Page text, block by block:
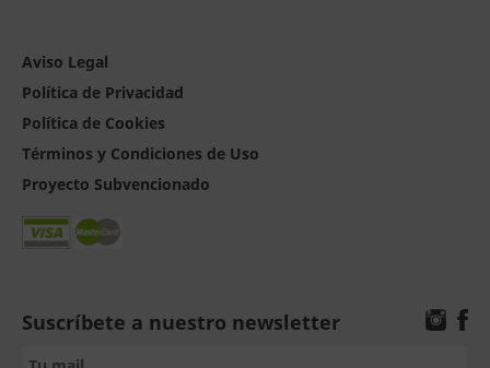
Aviso Legal
Política de Privacidad
Política de Cookies
Términos y Condiciones de Uso
Proyecto Subvencionado
Suscríbete a nuestro newsletter